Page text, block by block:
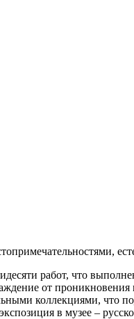
работ, что
от
коллекциями, что
в музее –